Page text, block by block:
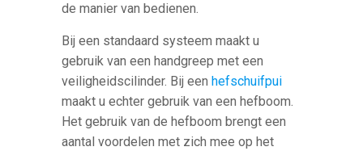
de manier van bedienen.
Bij een standaard systeem maakt u
gebruik van een handgreep met een
veiligheidscilinder. Bij een hefschuifpui
maakt u echter gebruik van een hefboom.
Het gebruik van de hefboom brengt een
aantal voordelen met zich mee op het